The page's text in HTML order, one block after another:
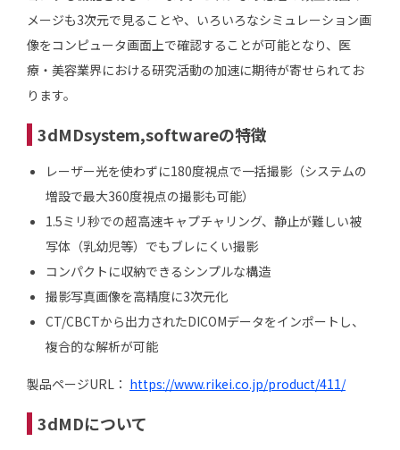
メージも3次元で見ることや、いろいろなシミュレーション画
像をコンピュータ画面上で確認することが可能となり、医
療・美容業界における研究活動の加速に期待が寄せられてお
ります。
3dMDsystem,softwareの特徴
レーザー光を使わずに180度視点で一括撮影（システムの
増設で最大360度視点の撮影も可能）
1.5ミリ秒での超高速キャプチャリング、静止が難しい被
写体（乳幼児等）でもブレにくい撮影
コンパクトに収納できるシンプルな構造
撮影写真画像を高精度に3次元化
CT/CBCTから出力されたDICOMデータをインポートし、
複合的な解析が可能
製品ページURL： https://www.rikei.co.jp/product/411/
3dMDについて